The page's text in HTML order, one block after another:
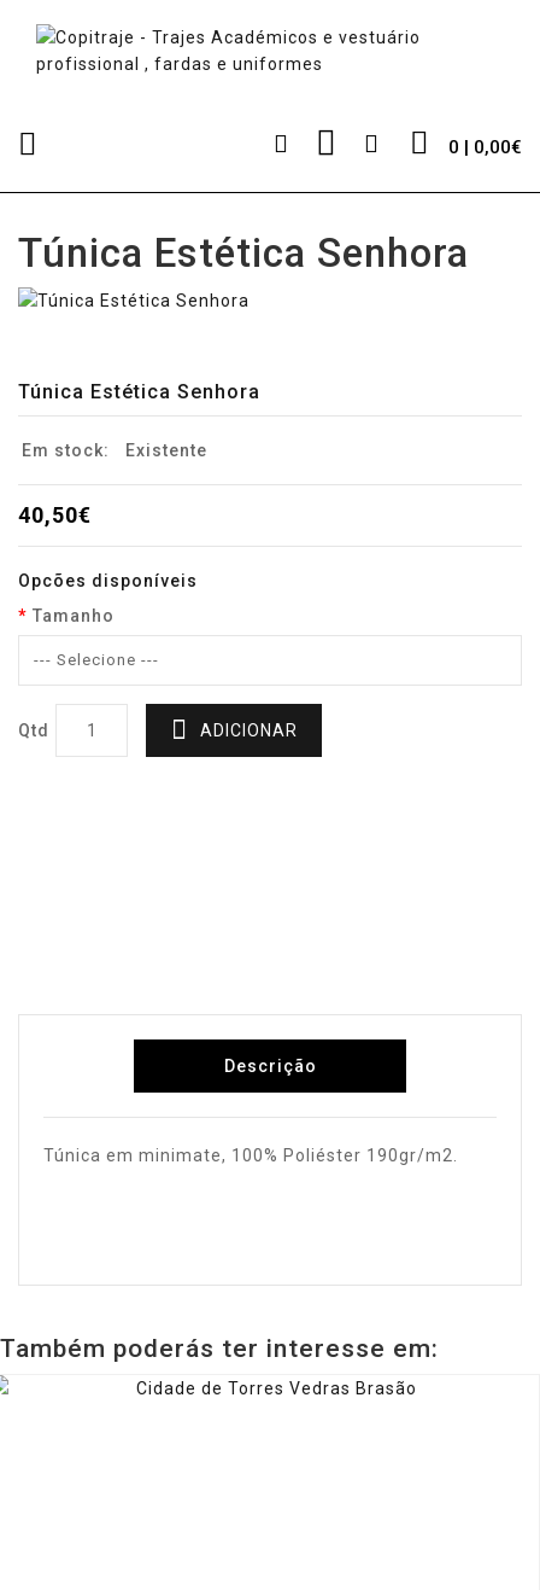
0 | 0,00€
Túnica Estética Senhora
Túnica Estética Senhora
Em stock: Existente
40,50€
Opcões disponíveis
Tamanho
Qtd ADICIONAR
Descrição
Túnica em minimate, 100% Poliéster 190gr/m2.
Também poderás ter interesse em: